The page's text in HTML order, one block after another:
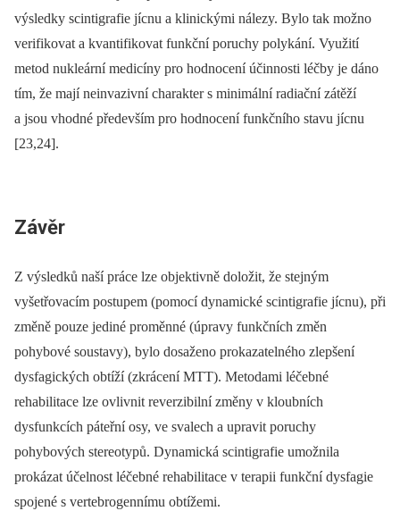
výsledky scintigrafie jícnu a klinickými nálezy. Bylo tak možno
verifikovat a kvantifikovat funkční poruchy polykání. Využití
metod nukleární medicíny pro hodnocení účinnosti léčby je dáno
tím, že mají neinvazivní charakter s minimální radiační zátěží
a jsou vhodné především pro hodnocení funkčního stavu jícnu
[23,24].
Závěr
Z výsledků naší práce lze objektivně doložit, že stejným
vyšetřovacím postupem (pomocí dynamické scintigrafie jícnu), při
změně pouze jediné proměnné (úpravy funkčních změn
pohybové soustavy), bylo dosaženo prokazatelného zlepšení
dysfagických obtíží (zkrácení MTT). Metodami léčebné
rehabilitace lze ovlivnit reverzibilní změny v kloubních
dysfunkcích páteřní osy, ve svalech a upravit poruchy
pohybových stereotypů. Dynamická scintigrafie umožnila
prokázat účelnost léčebné rehabilitace v terapii funkční dysfagie
spojené s vertebrogennímu obtížemi.